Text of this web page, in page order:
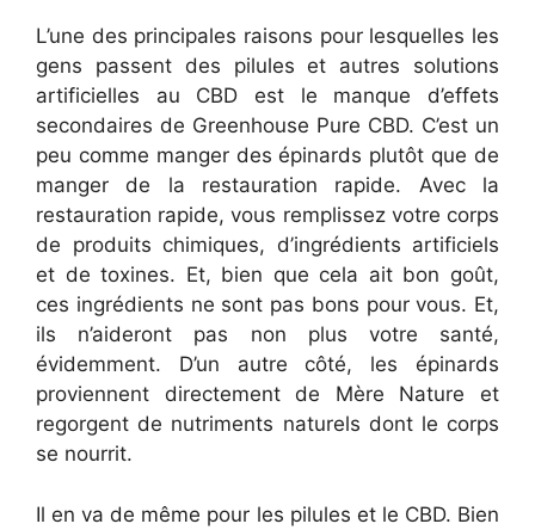
L’une des principales raisons pour lesquelles les
gens passent des pilules et autres solutions
artificielles au CBD est le manque d’effets
secondaires de Greenhouse Pure CBD. C’est un
peu comme manger des épinards plutôt que de
manger de la restauration rapide. Avec la
restauration rapide, vous remplissez votre corps
de produits chimiques, d’ingrédients artificiels
et de toxines. Et, bien que cela ait bon goût,
ces ingrédients ne sont pas bons pour vous. Et,
ils n’aideront pas non plus votre santé,
évidemment. D’un autre côté, les épinards
proviennent directement de Mère Nature et
regorgent de nutriments naturels dont le corps
se nourrit.
Il en va de même pour les pilules et le CBD. Bien